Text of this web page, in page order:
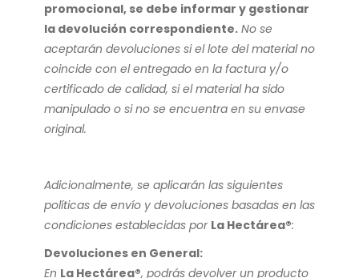
promocional, se debe informar y gestionar
la devolución correspondiente. No se
aceptarán devoluciones si el lote del material no
coincide con el entregado en la factura y/o
certificado de calidad, si el material ha sido
manipulado o si no se encuentra en su envase
original.
Adicionalmente, se aplicarán las siguientes
políticas de envío y devoluciones basadas en las
condiciones establecidas por La Hectárea®:
Devoluciones en General:
En La Hectárea®, podrás devolver un producto